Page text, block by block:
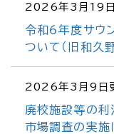
2026年3月19日
令和6年度サウ
ついて（旧和久
2026年3月9日
廃校施設等の利
市場調査の実施